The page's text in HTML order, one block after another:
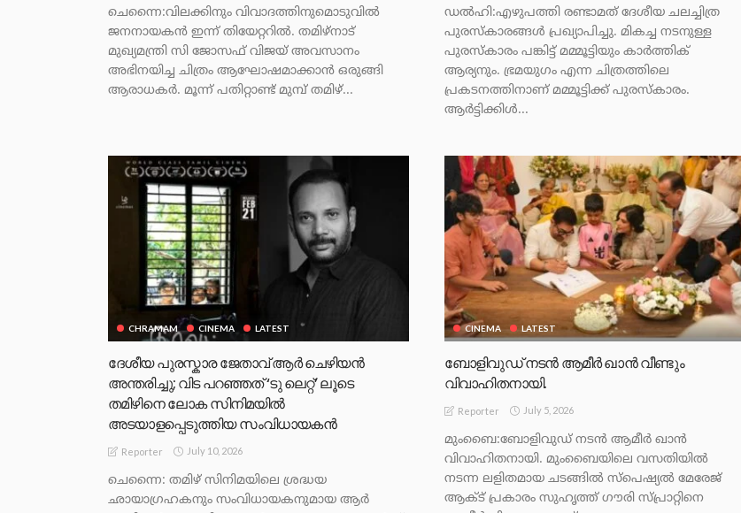
ചെന്നൈ:വിലക്കിനും വിവാദത്തിനുമൊടുവിൽ
ജനനായകൻ ഇന്ന് തിയേറ്ററിൽ. തമിഴ്നാട്
മുഖ്യമന്ത്രി സി ജോസഫ് വിജയ്‌ അവസാനം
അഭിനയിച്ച ചിത്രം ആഘോഷമാക്കാൻ ഒരുങ്ങി
ആരാധകർ. മൂന്ന് പതിറ്റാണ്ട് മുമ്പ് തമിഴ്...
ഡൽഹി:എഴുപത്തി രണ്ടാമത് ദേശീയ ചലച്ചിത്ര
പുരസ്‌കാരങ്ങള്‍ പ്രഖ്യാപിച്ചു. മികച്ച നടനുള്ള
പുരസ്‌കാരം പങ്കിട്ട് മമ്മൂട്ടിയും കാര്‍ത്തിക്
ആര്യനും. ഭ്രമയുഗം എന്ന ചിത്രത്തിലെ
പ്രകടനത്തിനാണ് മമ്മൂട്ടിക്ക് പുരസ്‌കാരം.
ആര്‍ട്ടിക്കിള്‍...
CHRAMAM CINEMA LATEST
ദേശീയ പുരസ്കാര ജേതാവ് ആർ ചെഴിയൻ
അന്തരിച്ചു; വിട പറഞ്ഞത് ‘ടു ലെറ്റ്’ ലൂടെ
തമിഴിനെ ലോക സിനിമയിൽ
അടയാളപ്പെടുത്തിയ സംവിധായകൻ
Reporter July 10, 2026
ചെന്നൈ: തമിഴ് സിനിമയിലെ ശ്രദ്ധയ
ഛായാഗ്രഹകനും സംവിധായകനുമായ ആർ
CINEMA LATEST
ബോളിവുഡ് നടന്‍ ആമീര്‍ ഖാന്‍ വീണ്ടും
വിവാഹിതനായി.
Reporter July 5, 2026
മുംബൈ:ബോളിവുഡ് നടന്‍ ആമീര്‍ ഖാന്‍
വിവാഹിതനായി. മുംബൈയിലെ വസതിയില്‍
നടന്ന ലളിതമായ ചടങ്ങില്‍ സ്‌പെഷ്യല്‍ മേരേജ്
ആക്ട് പ്രകാരം സുഹൃത്ത് ഗൗരി സ്പ്രാറ്റിനെ